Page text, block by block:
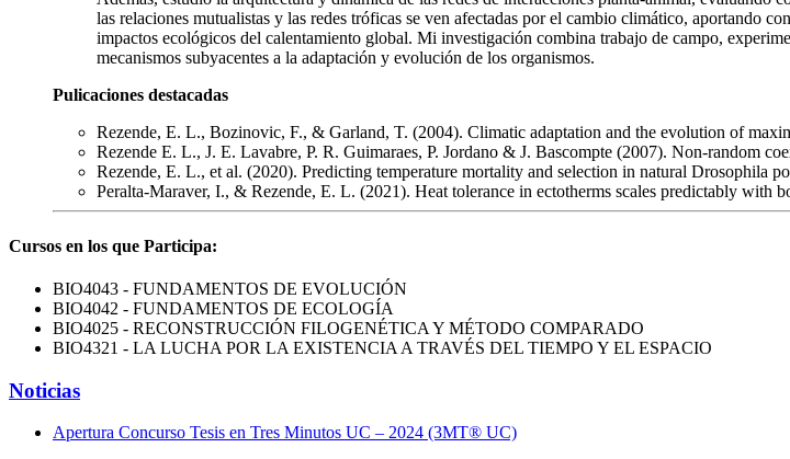
las relaciones mutualistas y las redes tróficas se ven afectadas por el cambio climático, aportando
impactos ecológicos del calentamiento global. Mi investigación combina trabajo de campo,
mecanismos subyacentes a la adaptación y evolución de los organismos.
Pulicaciones destacadas
Rezende, E. L., Bozinovic, F., & Garland, T. (2004). Climatic adaptation and the evolution of
Rezende E. L., J. E. Lavabre, P. R. Guimaraes, P. Jordano & J. Bascompte (2007). Non-random
Rezende, E. L., et al. (2020). Predicting temperature mortality and selection in natural Drosophila
Peralta-Maraver, I., & Rezende, E. L. (2021). Heat tolerance in ectotherms scales predictably with
Cursos en los que Participa:
BIO4043 - FUNDAMENTOS DE EVOLUCIÓN
BIO4042 - FUNDAMENTOS DE ECOLOGÍA
BIO4025 - RECONSTRUCCIÓN FILOGENÉTICA Y MÉTODO COMPARADO
BIO4321 - LA LUCHA POR LA EXISTENCIA A TRAVÉS DEL TIEMPO Y EL ESPACIO
Noticias
Apertura Concurso Tesis en Tres Minutos UC – 2024 (3MT® UC)